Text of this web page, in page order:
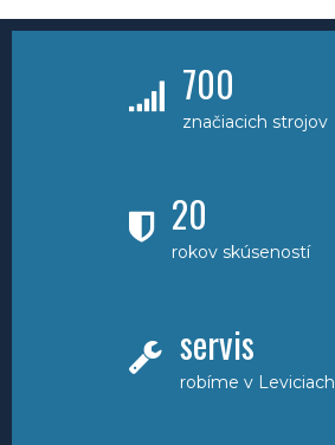
700
značiacich strojov
20
rokov skúseností
servis
robíme v Leviciach